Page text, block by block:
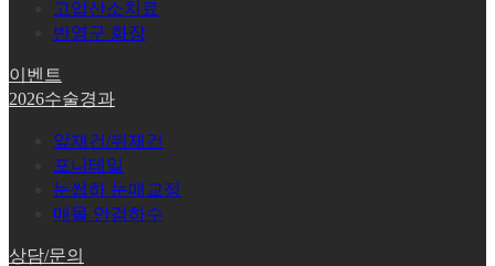
고압산소치료
반영구 화장
이벤트
2026수술경과
앞재건/뒤재건
포니테일
눈썹하 눈매교정
매몰 안검하수
상담/문의